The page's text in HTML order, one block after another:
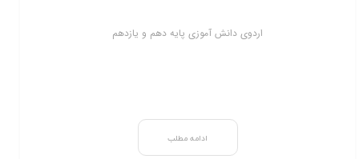
اردوی دانش آموزی پایه دهم و یازدهم
ادامه مطلب